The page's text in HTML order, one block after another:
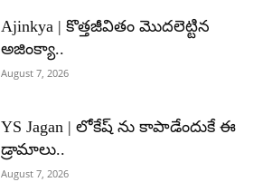
Ajinkya | కొత్తజీవితం మొదలెట్టిన
అజింక్యా..
August 7, 2026
YS Jagan | లోకేష్ ను కాపాడేందుకే ఈ
డ్రామాలు..
August 7, 2026